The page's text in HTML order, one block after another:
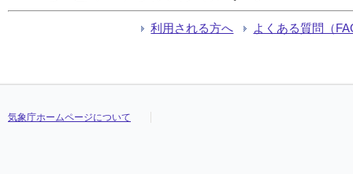
利用される方へ よくある質問（
気象庁ホームページについて